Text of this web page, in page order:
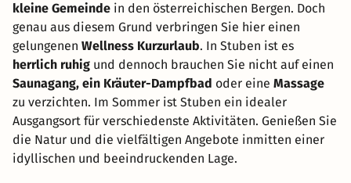
kleine Gemeinde in den österreichischen Bergen. Doch
genau aus diesem Grund verbringen Sie hier einen
gelungenen Wellness Kurzurlaub. In Stuben ist es
herrlich ruhig und dennoch brauchen Sie nicht auf einen
Saunagang, ein Kräuter-Dampfbad oder eine Massage
zu verzichten. Im Sommer ist Stuben ein idealer
Ausgangsort für verschiedenste Aktivitäten. Genießen Sie
die Natur und die vielfältigen Angebote inmitten einer
idyllischen und beeindruckenden Lage.